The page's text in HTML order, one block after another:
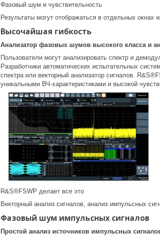
Фазовый шум и чувствительность
Результаты могут отображаться в отдельных окнах
Высочайшая гибкость
Анализатор фазовых шумов высокого класса и
Пользователи могут анализировать спектр и
Разработчики автоматических испытательных
спектра или векторный анализатор сигналов.
уникальными ВЧ-характеристиками и высокой
R&S®FSWP делает все это
Векторный анализ сигналов, анализ импульсных
Фазовый шум импульсных сигналов
Простой анализ источников импульсных